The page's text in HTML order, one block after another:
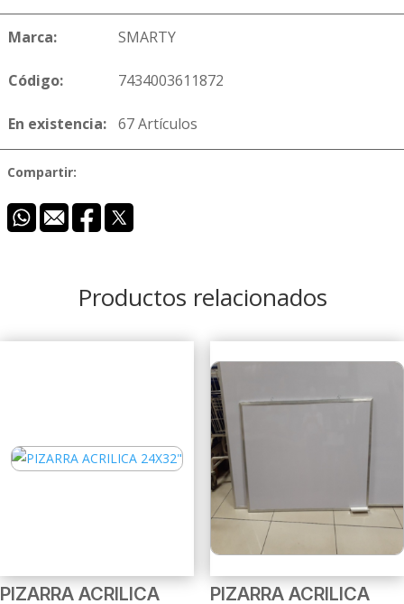
Marca: SMARTY
Código: 7434003611872
En existencia: 67 Artículos
Compartir:
Productos relacionados
PIZARRA ACRILICA
PIZARRA ACRILICA